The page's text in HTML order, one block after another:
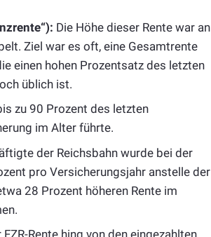
Die Höhe dieser Rente war an
Ziel war es oft, eine Gesamtrente
einen hohen Prozentsatz des letzten
üblich ist.
zu 90 Prozent des letzten
im Alter führte.
der Reichsbahn wurde bei der
pro Versicherungsjahr anstelle der
28 Prozent höheren Rente im